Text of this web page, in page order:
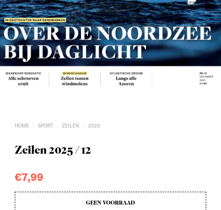
HOME / SPORT / ZEILEN / 2025
Zeilen 2025 / 12
€7,99
GEEN VOORRAAD